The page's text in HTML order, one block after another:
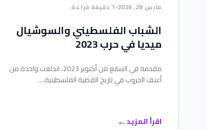
مارس 28, 2026 1 دقيقة قراءة
الشباب الفلسطيني والسوشيال
ميديا في حرب 2023
مقدمة في السابع من أكتوبر 2023، اندلعت واحدة من
أعنف الحروب في تاريخ القضية الفلسطينية.…
اقرأ المزيد←